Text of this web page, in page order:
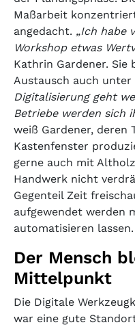
Maßarbeit
angedacht. „Ich habe
Workshop etwas
Kathrin Gardener.
Austausch auch unter
Digitalisierung geht
Betriebe werden sich
weiß Gardener, deren
Kastenfenster
gerne auch mit
Handwerk nicht
Gegenteil Zeit
aufgewendet werden
automatisieren lassen.
Der Mensch
Mittelpunkt
Die Digitale
war eine gute